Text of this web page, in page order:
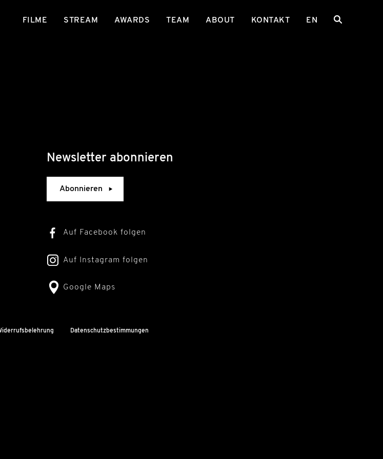
FILME STREAM AWARDS TEAM ABOUT KONTAKT EN
Newsletter abonnieren
Abonnieren
Auf Facebook folgen
Auf Instagram folgen
Google Maps
Datenschutzbestimmungen